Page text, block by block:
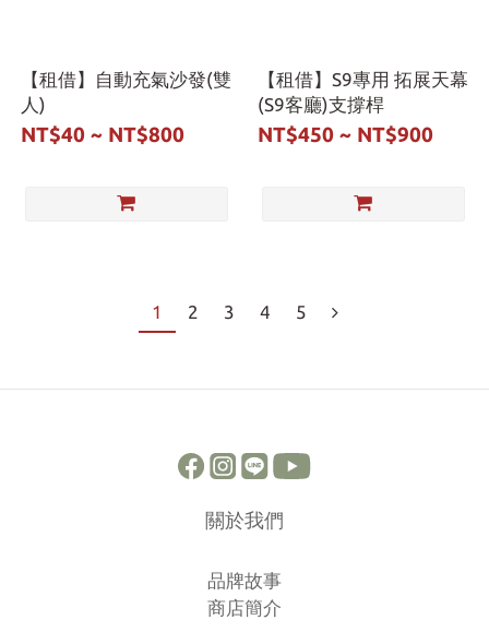
【租借】自動充氣沙發(雙
人)
NT$40 ~ NT$800
【租借】S9專用 拓展天幕
(S9客廳)支撐桿
NT$450 ~ NT$900
1 2 3 4 5
關於我們
品牌故事
商店簡介